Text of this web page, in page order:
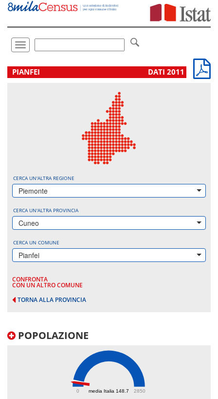
Vai
direttamente
Toggle
navigation
.
PIANFEI DATI 2011
CERCA UN'ALTRA REGIONE
Piemonte
CERCA UN'ALTRA PROVINCIA
Cuneo
CERCA UN COMUNE
Pianfei
CONFRONTA
CON UN ALTRO COMUNE
TORNA ALLA PROVINCIA
POPOLAZIONE
media Italia 148.7
0 2850